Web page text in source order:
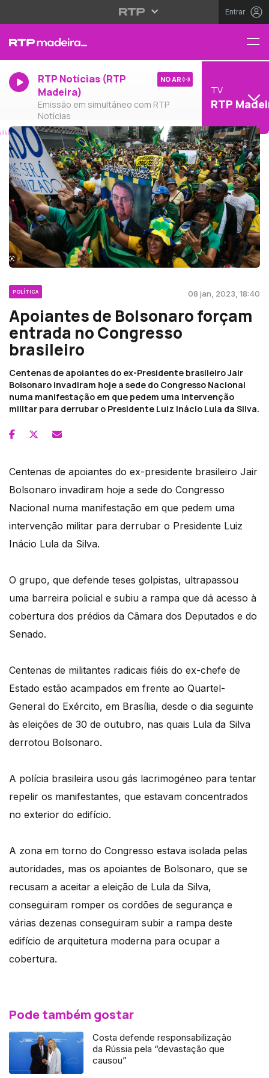
Entrar
RTP Notícias (RTP
Madeira)
Emissão em simultâneo com RTP
Notícias
NO AR
TV
RTP
POLÍTICA 08 jan, 2023, 18:40
Apoiantes de Bolsonaro forçam
entrada no Congresso
brasileiro
Centenas de apoiantes do ex-Presidente brasileiro Jair
Bolsonaro invadiram hoje a sede do Congresso Nacional
numa manifestação em que pedem uma intervenção
militar para derrubar o Presidente Luiz Inácio Lula da Silva.
Centenas de apoiantes do ex-presidente brasileiro Jair
Bolsonaro invadiram hoje a sede do Congresso
Nacional numa manifestação em que pedem uma
intervenção militar para derrubar o Presidente Luiz
Inácio Lula da Silva.
O grupo, que defende teses golpistas, ultrapassou
uma barreira policial e subiu a rampa que dá acesso à
cobertura dos prédios da Câmara dos Deputados e do
Senado.
Centenas de militantes radicais fiéis do ex-chefe de
Estado estão acampados em frente ao Quartel-
General do Exército, em Brasília, desde o dia seguinte
às eleições de 30 de outubro, nas quais Lula da Silva
derrotou Bolsonaro.
A polícia brasileira usou gás lacrimogéneo para tentar
repelir os manifestantes, que estavam concentrados
no exterior do edifício.
A zona em torno do Congresso estava isolada pelas
autoridades, mas os apoiantes de Bolsonaro, que se
recusam a aceitar a eleição de Lula da Silva,
conseguiram romper os cordões de segurança e
várias dezenas conseguiram subir a rampa deste
edifício de arquitetura moderna para ocupar a
cobertura.
Pode também gostar
Costa defende responsabilização
da Rússia pela “devastação que
causou”